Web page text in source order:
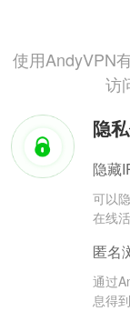
使用AndyVPN
访
隐
隐藏
可以
在线活
匿名
通过
息得